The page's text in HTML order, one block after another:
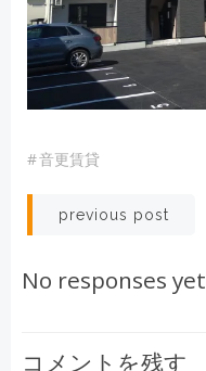
#音更賃貸
Post
navigation
previous post
No responses yet
コメントを残す